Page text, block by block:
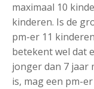
maximaal 10
kinderen. Is de
pm-er 11
betekent wel dat
jonger dan 7 jaar
is, mag een pm-